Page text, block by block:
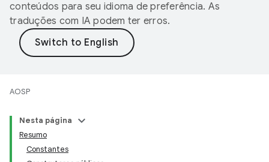
conteúdos para seu idioma de preferência. As
traduções com IA podem ter erros.
AOSP
Nesta página
Resumo
Constantes